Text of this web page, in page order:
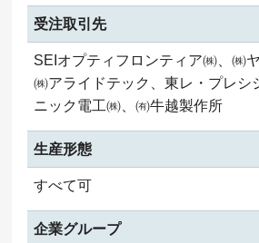
受注取引先
SEIオプティフロンティア㈱、㈱
㈱アライドテック、東レ・プレシ
ニック電工㈱、㈲牛越製作所
生産形態
すべて可
企業グループ